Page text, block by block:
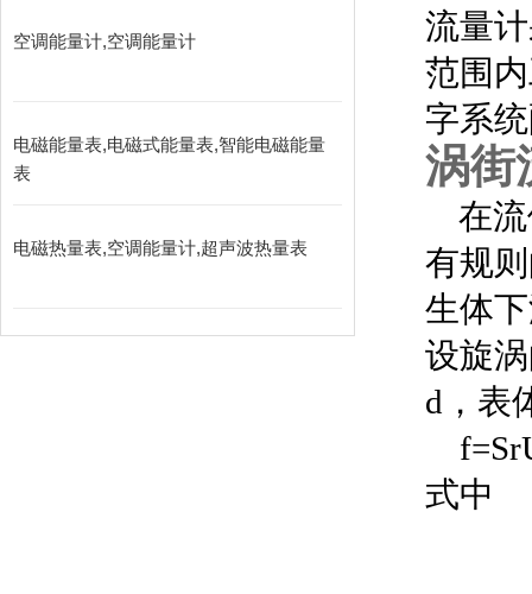
空调能量计,空调能量计
电磁能量表,电磁式能量表,智能电磁能量
表
电磁热量表,空调能量计,超声波热量表
流量
范围
字系
涡街
在流
有规
生体
设旋
d，表
式中